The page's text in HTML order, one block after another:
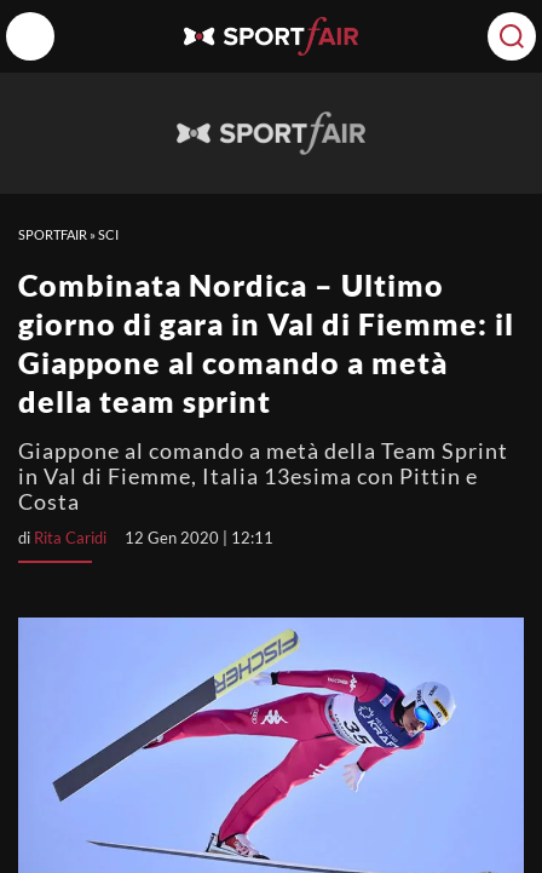
SPORTFAIR »SCI
Combinata Nordica – Ultimo
giorno di gara in Val di Fiemme: il
Giappone al comando a metà
della team sprint
Giappone al comando a metà della Team Sprint
in Val di Fiemme, Italia 13esima con Pittin e
Costa
di Rita Caridi 12 Gen 2020 | 12:11